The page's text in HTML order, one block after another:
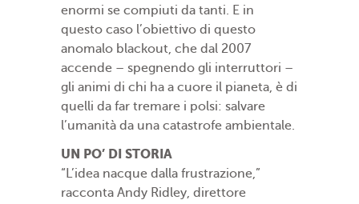
enormi se compiuti da tanti. E in
questo caso l’obiettivo di questo
anomalo blackout, che dal 2007
accende – spegnendo gli interruttori –
gli animi di chi ha a cuore il pianeta, è di
quelli da far tremare i polsi: salvare
l’umanità da una catastrofe ambientale.
UN PO’ DI STORIA
“L’idea nacque dalla frustrazione,”
racconta Andy Ridley, direttore